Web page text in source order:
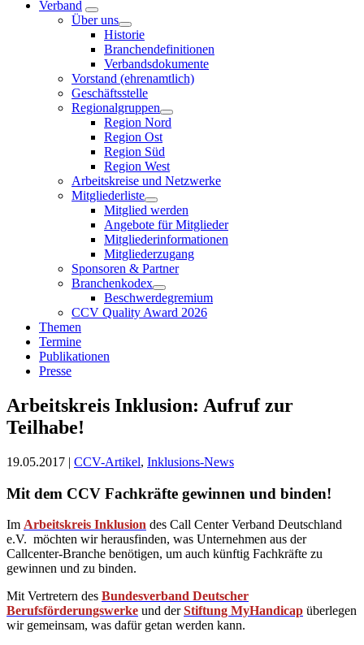
Verband
Über uns
Historie
Branchendefinitionen
Verbandsdokumente
Vorstand (ehrenamtlich)
Geschäftsstelle
Regionalgruppen
Region Nord
Region Ost
Region Süd
Region West
Arbeitskreise und Netzwerke
Mitgliederliste
Mitglied werden
Angebote für Mitglieder
Mitgliederinformationen
Mitgliederzugang
Sponsoren & Partner
Branchenkodex
Beschwerdegremium
CCV Quality Award 2026
Themen
Termine
Publikationen
Presse
Arbeitskreis Inklusion: Aufruf zur
Teilhabe!
19.05.2017 | CCV-Artikel, Inklusions-News
Mit dem CCV Fachkräfte gewinnen und binden!
Im Arbeitskreis Inklusion des Call Center Verband Deutschland
e.V. möchten wir herausfinden, was Unternehmen aus der
Callcenter-Branche benötigen, um auch künftig Fachkräfte zu
gewinnen und zu binden.
Mit Vertretern des Bundesverband Deutscher
Berufsförderungswerke und derStiftung MyHandicap überlegen
wir gemeinsam, was dafür getan werden kann.